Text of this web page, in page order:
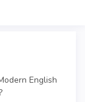
English